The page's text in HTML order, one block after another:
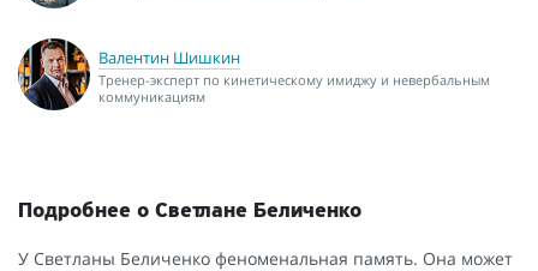
Валентин Шишкин
Тренер-эксперт по кинетическому имиджу и невербальным
коммуникациям
Подробнее о Светлане Беличенко
У Светланы Беличенко феноменальная память. Она может